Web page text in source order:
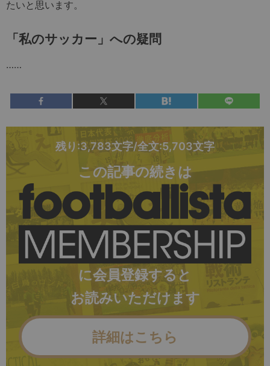
たいと思います。
「私のサッカー」への疑問
……
残り:3,783文字/全文:5,703文字
この記事の続きは
に会員登録すると
お読みいただけます
詳細はこちら